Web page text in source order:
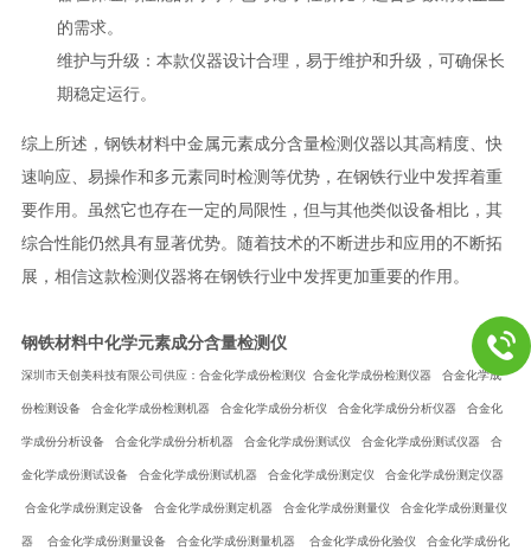
的需求。
维护与升级：本款仪器设计合理，易于维护和升级，可确保长
期稳定运行。
综上所述，钢铁材料中金属元素成分含量检测仪器以其高精度、快
速响应、易操作和多元素同时检测等优势，在钢铁行业中发挥着重
要作用。虽然它也存在一定的局限性，但与其他类似设备相比，其
综合性能仍然具有显著优势。随着技术的不断进步和应用的不断拓
展，相信这款检测仪器将在钢铁行业中发挥更加重要的作用。
钢铁材料中化学元素成分含量检测仪
深圳市天创美科技有限公司供应：合金化学成份检测仪 合金化学成份检测仪器 合金化学成
份检测设备 合金化学成份检测机器 合金化学成份分析仪 合金化学成份分析仪器 合金化
学成份分析设备 合金化学成份分析机器 合金化学成份测试仪 合金化学成份测试仪器 合
金化学成份测试设备 合金化学成份测试机器 合金化学成份测定仪 合金化学成份测定仪器
合金化学成份测定设备 合金化学成份测定机器 合金化学成份测量仪 合金化学成份测量仪
器 合金化学成份测量设备 合金化学成份测量机器 合金化学成份化验仪 合金化学成份化